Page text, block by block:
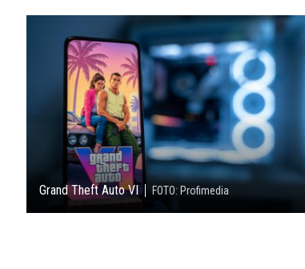
Grand Theft Auto VI FOTO: Profimedia